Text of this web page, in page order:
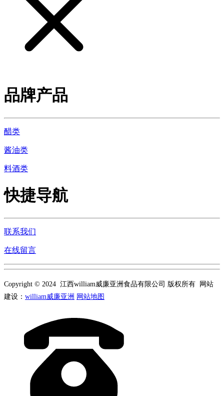
品牌产品
醋类
酱油类
料酒类
快捷导航
联系我们
在线留言
Copyright © 2024 江西william威廉亚洲食品有限公司 版权所有 网站
建设： william威廉亚洲 网站地图